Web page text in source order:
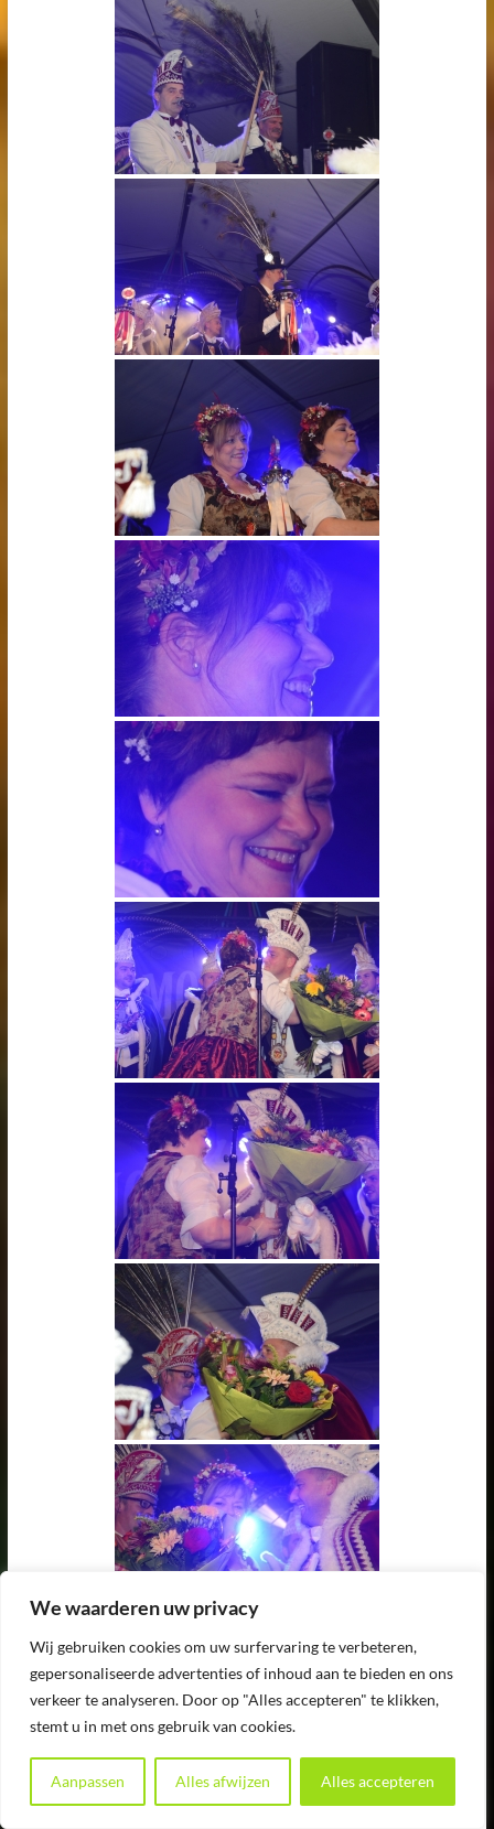
We waarderen uw privacy
Wij gebruiken cookies om uw surfervaring te verbeteren,
gepersonaliseerde advertenties of inhoud aan te bieden en ons
verkeer te analyseren. Door op "Alles accepteren" te klikken,
stemt u in met ons gebruik van cookies.
Aanpassen Alles afwijzen Alles accepteren